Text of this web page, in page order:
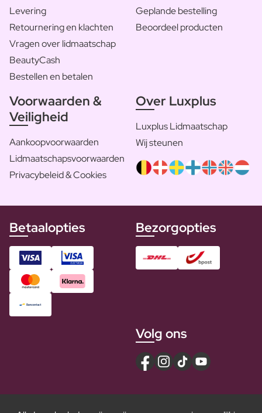
Levering
Retournering en klachten
Vragen over lidmaatschap
BeautyCash
Bestellen en betalen
Geplande bestelling
Beoordeel producten
Voorwaarden &
Veiligheid
Aankoopvoorwaarden
Lidmaatschapsvoorwaarden
Privacybeleid & Cookies
Over Luxplus
Luxplus Lidmaatschap
Wij steunen
Betaalopties Bezorgopties
Volg ons